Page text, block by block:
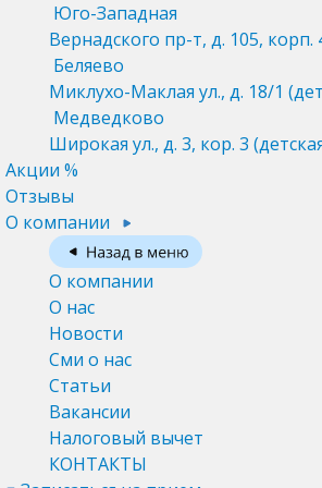
Юго-Западная
Вернадского пр-т, д. 105, корп.
Беляево
Миклухо-Маклая ул., д. 18/1
Медведково
Широкая ул., д. 3, кор. 3
Акции %
Отзывы
О компании
О компании
О нас
Новости
Сми о нас
Статьи
Вакансии
Налоговый вычет
КОНТАКТЫ